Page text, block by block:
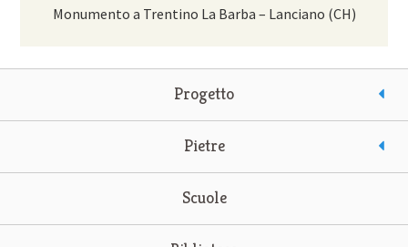
Monumento a Trentino La Barba – Lanciano (CH)
Progetto
Pietre
Scuole